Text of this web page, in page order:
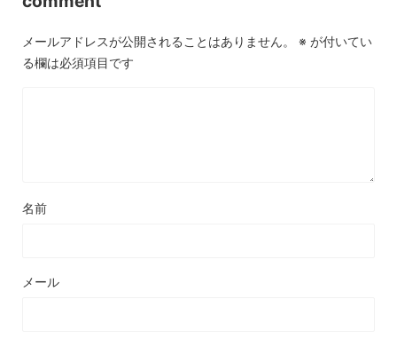
メールアドレスが公開されることはありません。 ※ が付いてい
る欄は必須項目です
名前
メール